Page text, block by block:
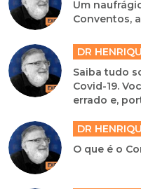
Um
Conventos,
DR
Saiba tudo
Covid-19.
errado e,
DR
O que é o